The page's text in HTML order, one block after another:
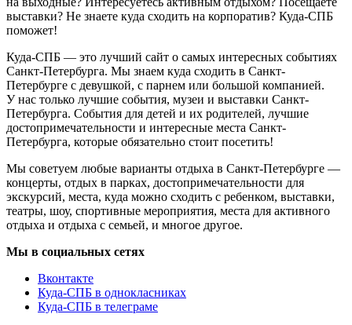
выставки? Не знаете куда сходить на корпоратив? Куда-СПБ
поможет!
Куда-СПБ — это лучший сайт о самых интересных событиях
Санкт-Петербурга. Мы знаем куда сходить в Санкт-
Петербурге с девушкой, с парнем или большой компанией.
У нас только лучшие события, музеи и выставки Санкт-
Петербурга. События для детей и их родителей, лучшие
достопримечательности и интересные места Санкт-
Петербурга, которые обязательно стоит посетить!
Мы советуем любые варианты отдыха в Санкт-Петербурге —
концерты, отдых в парках, достопримечательности для
экскурсий, места, куда можно сходить с ребенком, выставки,
театры, шоу, спортивные мероприятия, места для активного
отдыха и отдыха с семьей, и многое другое.
Мы в социальных сетях
Вконтакте
Куда-СПБ в однокласниках
Куда-СПБ в телеграме